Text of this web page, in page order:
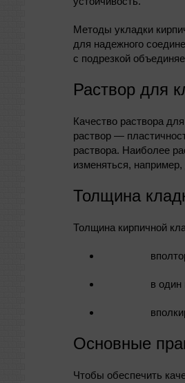
Методы укладки
для надежного
с подрезкой
Раствор для
Качество раствора
раствор —
раствора. Наиболее
изменяться,
Толщина
Толщина кирпичной
в один
Основные
Чтобы обеспечить